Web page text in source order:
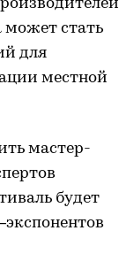
может стать
для
местной
мастер-
будет